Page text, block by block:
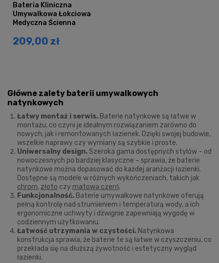
Bateria Kliniczna
Umywalkowa Łokciowa
Medyczna Ścienna
209,00 zł
Główne zalety baterii umywalkowych
natynkowych
Łatwy montaż i serwis. Baterie natynkowe są łatwe w
montażu, co czyni je idealnym rozwiązaniem zarówno do
nowych, jak i remontowanych łazienek. Dzięki swojej budowie,
wszelkie naprawy czy wymiany są szybkie i proste.
Uniwersalny design.Szeroka gama dostępnych stylów – od
nowoczesnych po bardziej klasyczne – sprawia, że baterie
natynkowe można dopasować do każdej aranżacji łazienki.
Dostępne są modele w różnych wykończeniach, takich jak
chrom, złoto czy matowa czerń.
Funkcjonalność. Baterie umywalkowe natynkowe oferują
pełną kontrolę nad strumieniem i temperaturą wody, a ich
ergonomiczne uchwyty i dźwignie zapewniają wygodę w
codziennym użytkowaniu.
Łatwość utrzymania w czystości. Natynkowa
konstrukcja sprawia, że baterie te są łatwe w czyszczeniu, co
przekłada się na dłuższą żywotność i estetyczny wygląd
łazienki.